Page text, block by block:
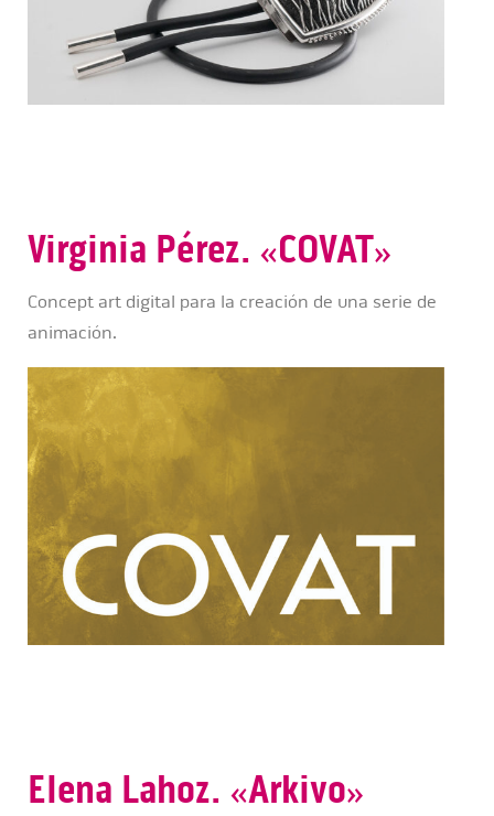
Virginia Pérez. «COVAT»
Concept art digital para la creación de una serie de
animación.
Elena Lahoz. «Arkivo»